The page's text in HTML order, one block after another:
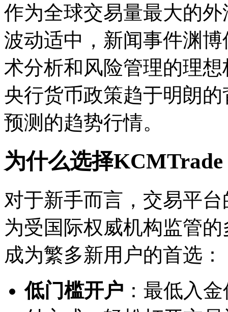
作为全球交易量最大的
波动适中，新闻事件渊
术分析和风险管理的理
央行货币政策趋于明朗
预测的趋势行情。
为什么选择KCMTrade
对于新手而言，交易平
为受国际权威机构监管
成为繁多新用户的首选：
低门槛开户 ：最低入